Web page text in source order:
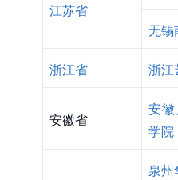
江苏省
无锡
浙江省 浙江
安徽省
安
学院
泉州